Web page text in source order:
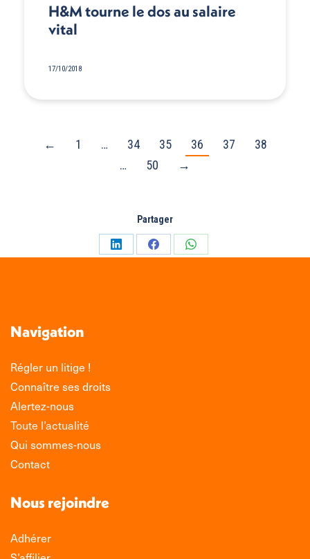
H&M tourne le dos au salaire
vital
17/10/2018
← 1 … 34 35 36 37
38
…
50 →
Partager
PartagerPartagerPartager
Navigation
Régler un litige !
Connaître ses droits
Alertez-nous
Toute l’actualité
Qui sommes-nous
Contact
Nous rejoindre
Adhérer